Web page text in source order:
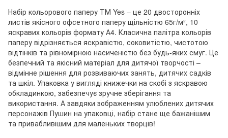
Набір кольорового паперу ТМ Yes – це 20 двосторонніх
листів якісного офсетного паперу щільністю 65г/м², 10
яскравих кольорів формату А4. Класична палітра кольорів
паперу відрізняється яскравістю, соковитістю, чистотою
відтінків та рівномірною насиченістю без будь-яких смуг. Це
безпечний та якісний матеріал для дитячої творчості –
відмінне рішення для розвиваючих занять, дитячих садків
та шкіл. Упаковка у вигляді книжечки на скобі з яскравою
обкладинкою, забезпечує зручне зберігання та
використання. А завдяки зображенням улюблених дитячих
персонажів Пушин на упаковці, набір стане ще бажанішим
та привабливішим для маленьких творців!